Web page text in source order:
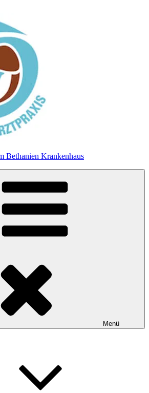
Bethanien Krankenhaus
Menü